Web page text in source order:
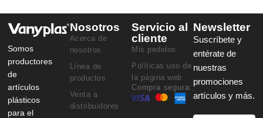
Somos
productores
de
artículos
plásticos
para el
Nosotros
Acerca de
nosotros
Línea de
productos
Venta a
distribuidores
Servicio al
cliente
Mis pedidos
Políticas uso de
la página web
Compra segura:
Newsletter
Suscríbete y
entérate de
nuestras
promociones
artículos y más.